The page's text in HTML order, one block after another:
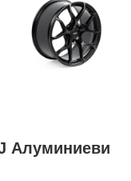
Алуминиеви